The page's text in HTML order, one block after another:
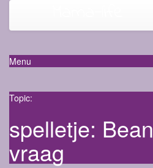
Menu
Topic:
spelletje:
vraag